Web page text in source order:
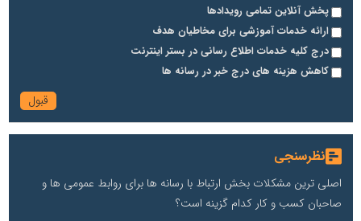
پخش آنلاین تمامی رویدادها
ارائه خدمات آموزشی برای مخاطیان هدف
درج کلیه خدمات اطلاع رسانی در بستر اینترنت
کاهش هزینه های درج خبر در رسانه ها
نظرسنجی
اصلی ترین مشکلات بخش ارتباط با رسانه ها برای روابط عمومی ها و
صاحبان کسب و کار کدام گزینه است؟